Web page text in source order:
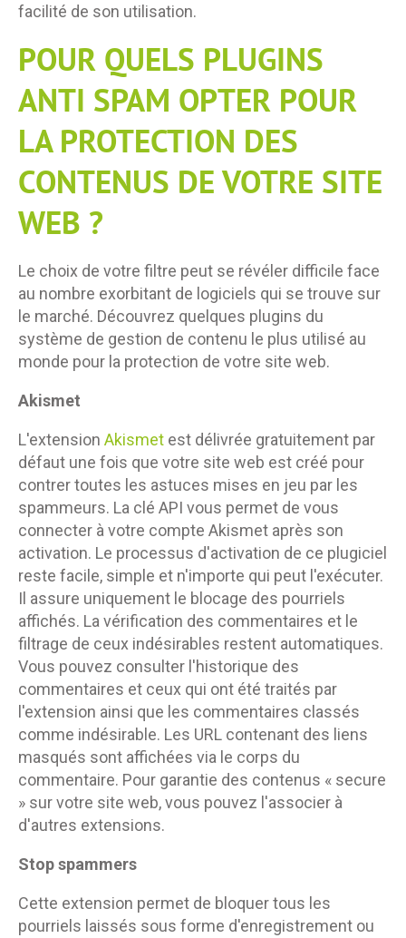
facilité de son utilisation.
POUR QUELS PLUGINS
ANTI SPAM OPTER POUR
LA PROTECTION DES
CONTENUS DE VOTRE SITE
WEB ?
Le choix de votre filtre peut se révéler difficile face
au nombre exorbitant de logiciels qui se trouve sur
le marché. Découvrez quelques plugins du
système de gestion de contenu le plus utilisé au
monde pour la protection de votre site web.
Akismet
L'extension Akismet est délivrée gratuitement par
défaut une fois que votre site web est créé pour
contrer toutes les astuces mises en jeu par les
spammeurs. La clé API vous permet de vous
connecter à votre compte Akismet après son
activation. Le processus d'activation de ce plugiciel
reste facile, simple et n'importe qui peut l'exécuter.
Il assure uniquement le blocage des pourriels
affichés. La vérification des commentaires et le
filtrage de ceux indésirables restent automatiques.
Vous pouvez consulter l'historique des
commentaires et ceux qui ont été traités par
l'extension ainsi que les commentaires classés
comme indésirable. Les URL contenant des liens
masqués sont affichées via le corps du
commentaire. Pour garantie des contenus « secure
» sur votre site web, vous pouvez l'associer à
d'autres extensions.
Stop spammers
Cette extension permet de bloquer tous les
pourriels laissés sous forme d'enregistrement ou